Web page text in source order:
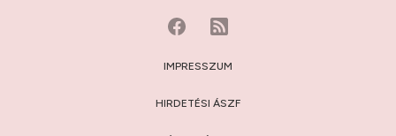
IMPRESSZUM
HIRDETÉSI ÁSZF